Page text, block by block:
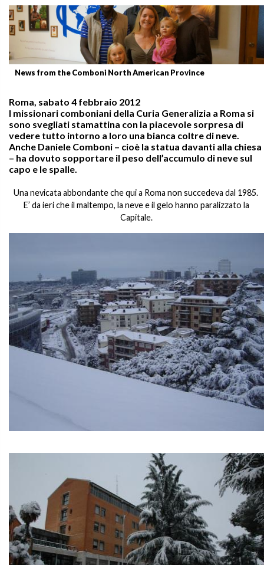
News from the Comboni North American Province
Roma, sabato 4 febbraio 2012
I missionari comboniani della Curia Generalizia a Roma si
sono svegliati stamattina con la piacevole sorpresa di
vedere tutto intorno a loro una bianca coltre di neve.
Anche Daniele Comboni – cioè la statua davanti alla chiesa
– ha dovuto sopportare il peso dell’accumulo di neve sul
capo e le spalle.
Una nevicata abbondante che qui a Roma non succedeva dal 1985.
E’ da ieri che il maltempo, la neve e il gelo hanno paralizzato la
Capitale.